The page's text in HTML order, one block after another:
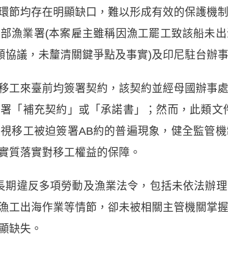
節均存在明顯缺口，難以形成有效的保護機
漁業署(本案雇主雖稱因漁工罷工致該船未
議，未釐清關鍵爭點及事實)及印尼駐台辦
工來臺前均簽署契約，該契約並經母國辦事
「補充契約」或「承諾書」；然而，此類
移工被迫簽署AB約的普遍現象，健全監管
質落實對移工權益的保障。
期違反多項勞動及漁業法令，包括未依法辦
工出海作業等情節，卻未被相關主管機關掌
缺失。